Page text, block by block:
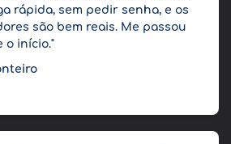
rápida, sem pedir senha, e os
são bem reais. Me passou
o início."